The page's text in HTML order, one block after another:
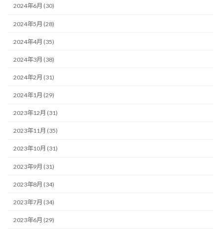
2024年6月 (30)
2024年5月 (28)
2024年4月 (35)
2024年3月 (38)
2024年2月 (31)
2024年1月 (29)
2023年12月 (31)
2023年11月 (35)
2023年10月 (31)
2023年9月 (31)
2023年8月 (34)
2023年7月 (34)
2023年6月 (29)